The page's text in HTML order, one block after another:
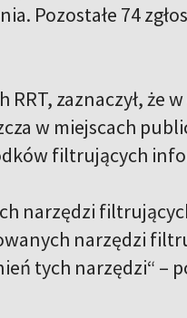
Pozostałe 74
zaznaczył, że
w miejscach
filtrujących
narzędzi
narzędzi
tych narzędzi“ –